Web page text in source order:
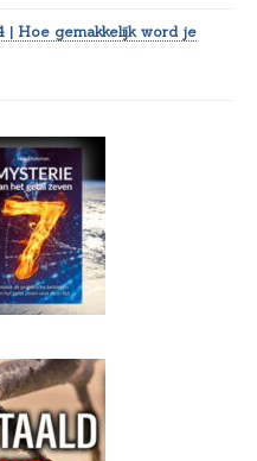
| Hoe gemakkelijk word je